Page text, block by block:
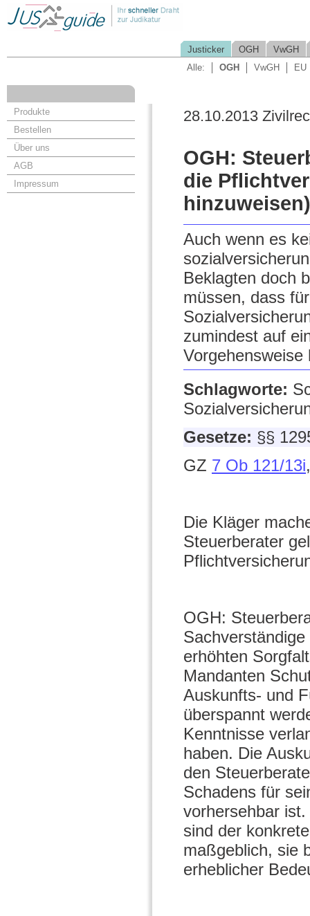
Justicker OGH
VwGH
Alle:
OGH VwGH EU
Produkte
Bestellen
Über uns
AGB
Impressum
28.10.2013
OGH:
die
hinzuweisen)
Auch wenn es
Beklagten doch
müssen, dass
zumindest auf
Schlagworte:
Gesetze: §§
GZ 7 Ob 121/13i
Die Kläger
Steuerberater
OGH:
erhöhten
Mandanten
Auskunfts- und
überspannt
Kenntnisse
haben. Die
den
Schadens für
vorhersehbar
sind der
maßgeblich, sie
erheblicher